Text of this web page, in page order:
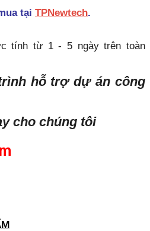
tại TPNewtech.
tính từ 1 - 5 ngày trên toàn
hỗ trợ dự án công
cho chúng tôi